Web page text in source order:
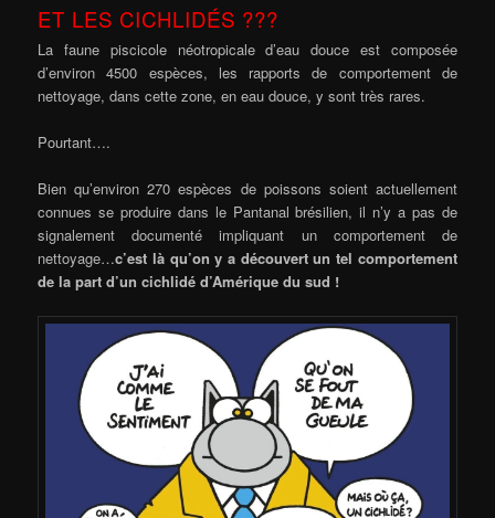
ET LES CICHLIDÉS ???
La faune piscicole néotropicale d’eau douce est composée
d’environ 4500 espèces, les rapports de comportement de
nettoyage, dans cette zone, en eau douce, y sont très rares.
Pourtant….
Bien qu’environ 270 espèces de poissons soient actuellement
connues se produire dans le Pantanal brésilien, il n’y a pas de
signalement documenté impliquant un comportement de
nettoyage…c’est là qu’on y a découvert un tel comportement
de la part d’un cichlidé d’Amérique du sud !